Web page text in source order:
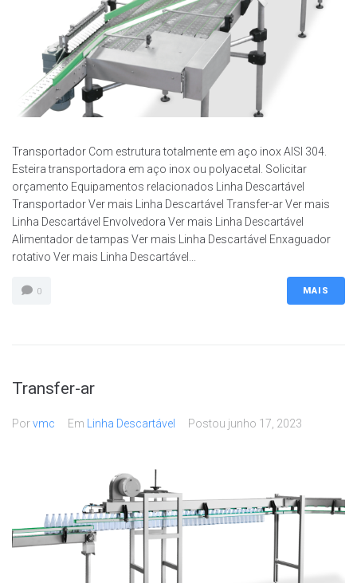
Transportador Com estrutura totalmente em aço inox AISI 304.
Esteira transportadora em aço inox ou polyacetal. Solicitar
orçamento Equipamentos relacionados Linha Descartável
Transportador Ver mais Linha Descartável Transfer-ar Ver mais
Linha Descartável Envolvedora Ver mais Linha Descartável
Alimentador de tampas Ver mais Linha Descartável Enxaguador
rotativo Ver mais Linha Descartável...
0 MAIS
Transfer-ar
Porvmc Em Linha Descartável Postou junho 17, 2023